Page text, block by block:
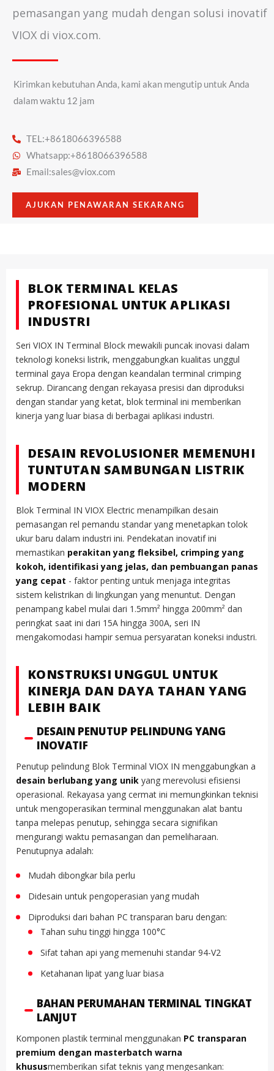
pemasangan yang mudah dengan solusi inovatif
VIOX di viox.com.
Kirimkan kebutuhan Anda, kami akan mengutip untuk Anda
dalam waktu 12 jam
TEL:+8618066396588
Whatsapp:+8618066396588
Email:sales@viox.com
AJUKAN PENAWARAN SEKARANG
BLOK TERMINAL KELAS
PROFESIONAL UNTUK APLIKASI
INDUSTRI
Seri VIOX IN Terminal Block mewakili puncak inovasi dalam
teknologi koneksi listrik, menggabungkan kualitas unggul
terminal gaya Eropa dengan keandalan terminal crimping
sekrup. Dirancang dengan rekayasa presisi dan diproduksi
dengan standar yang ketat, blok terminal ini memberikan
kinerja yang luar biasa di berbagai aplikasi industri.
DESAIN REVOLUSIONER MEMENUHI
TUNTUTAN SAMBUNGAN LISTRIK
MODERN
Blok Terminal IN VIOX Electric menampilkan desain
pemasangan rel pemandu standar yang menetapkan tolok
ukur baru dalam industri ini. Pendekatan inovatif ini
memastikan perakitan yang fleksibel, crimping yang
kokoh, identifikasi yang jelas, dan pembuangan panas
yang cepat - faktor penting untuk menjaga integritas
sistem kelistrikan di lingkungan yang menuntut. Dengan
penampang kabel mulai dari 1.5mm² hingga 200mm² dan
peringkat saat ini dari 15A hingga 300A, seri IN
mengakomodasi hampir semua persyaratan koneksi industri.
KONSTRUKSI UNGGUL UNTUK
KINERJA DAN DAYA TAHAN YANG
LEBIH BAIK
DESAIN PENUTUP PELINDUNG YANG
INOVATIF
Penutup pelindung Blok Terminal VIOX IN menggabungkan a
desain berlubang yang unik yang merevolusi efisiensi
operasional. Rekayasa yang cermat ini memungkinkan teknisi
untuk mengoperasikan terminal menggunakan alat bantu
tanpa melepas penutup, sehingga secara signifikan
mengurangi waktu pemasangan dan pemeliharaan.
Penutupnya adalah:
Mudah dibongkar bila perlu
Didesain untuk pengoperasian yang mudah
Diproduksi dari bahan PC transparan baru dengan:
Tahan suhu tinggi hingga 100°C
Sifat tahan api yang memenuhi standar 94-V2
Ketahanan lipat yang luar biasa
BAHAN PERUMAHAN TERMINAL TINGKAT
LANJUT
Komponen plastik terminal menggunakan PC transparan
premium dengan masterbatch warna
khususmemberikan sifat teknis yang mengesankan: